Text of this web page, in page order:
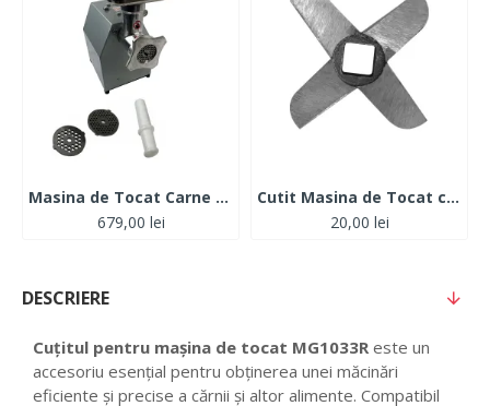
Masina de Tocat Carne Profesionala MK12, 1650W,150kg/h
679,00 lei
Cutit Masina de Tocat carbon nr.10 MKCS-10
20,00 lei
DESCRIERE
Cuțitul pentru mașina de tocat MG1033R este un
accesoriu esențial pentru obținerea unei măcinări
eficiente și precise a cărnii și altor alimente. Compatibil